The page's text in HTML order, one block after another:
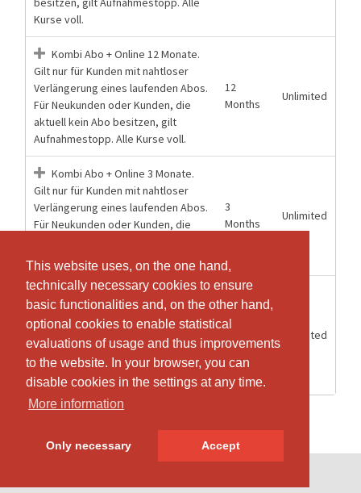
This website uses, on the one hand,
technically necessary cookies to ensure
basic functionalities and, on the other hand,
optional cookies to enable statistical
evaluations of usage and thus improvements
to the website. In your browser, you can
disable cookies in the settings at any time.
More information
Only necessary Accept
This website uses, on the one hand,
technically necessary cookies to ensure
basic functionalities and, on the other hand,
optional cookies to enable statistical
evaluations of usage and thus improvements
to the website. In your browser, you can
disable cookies in the settings at any time.
More information
Only necessary Accept
Kurse voll.
Kombi Abo + Online 12 Monate.
Gilt nur für Kunden mit nahtloser
Verlängerung eines laufenden Abos.
Für Neukunden oder Kunden, die
aktuell kein Abo besitzen, gilt
Aufnahmestopp. Alle Kurse voll.
12
Months
Unlimited
Kombi Abo + Online 3 Monate.
Gilt nur für Kunden mit nahtloser
Verlängerung eines laufenden Abos.
Für Neukunden oder Kunden, die
Aufnahmestopp. Alle Kurse voll.
3
Months
Unlimited
Kombi Abo + Online 6 Monate.
Gilt nur für Kunden mit nahtloser
Verlängerung eines laufenden Abos.
Für Neukunden oder Kunden, die
aktuell kein Abo besitzen, gilt
Aufnahmestopp. Alle Kurse voll.
6
Months
Unlimited